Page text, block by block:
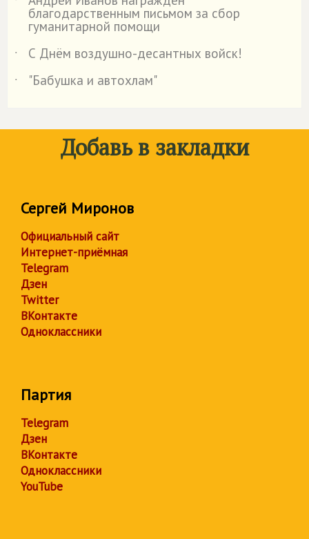
˙
благодарственным письмом за сбор
гуманитарной помощи
˙
С Днём воздушно-десантных войск!
˙
"Бабушка и автохлам"
Добавь в закладки
Сергей Миронов
Официальный сайт
Интернет-приёмная
Telegram
Дзен
Twitter
ВКонтакте
Одноклассники
Партия
Telegram
Дзен
ВКонтакте
Одноклассники
YouTube